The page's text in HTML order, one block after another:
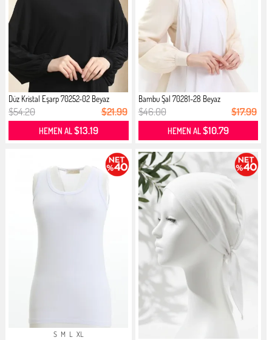
Düz Kristal Eşarp 70252-02 Beyaz
$54.20 $21.99
HEMEN AL$13.19
Bambu Şal 70281-28 Beyaz
$46.00 $17.99
HEMEN AL$10.79
S M L XL